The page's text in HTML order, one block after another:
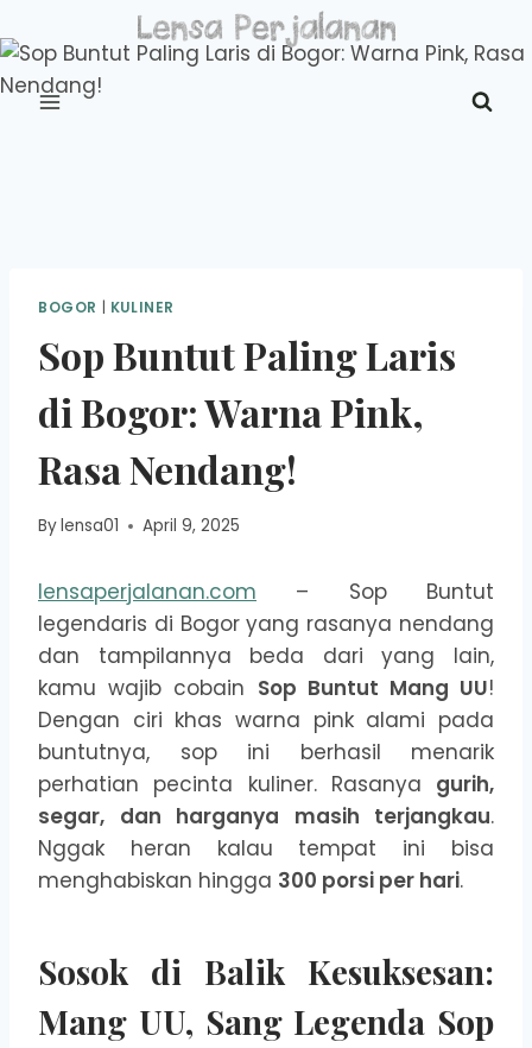
to
content
BOGOR | KULINER
Sop Buntut Paling Laris
di Bogor: Warna Pink,
Rasa Nendang!
Bylensa01 April 9, 2025
lensaperjalanan.com – Sop Buntut
legendaris di Bogor yang rasanya nendang
dan tampilannya beda dari yang lain,
kamu wajib cobain Sop Buntut Mang UU!
Dengan ciri khas warna pink alami pada
buntutnya, sop ini berhasil menarik
perhatian pecinta kuliner. Rasanya gurih,
segar, dan harganya masih terjangkau.
Nggak heran kalau tempat ini bisa
menghabiskan hingga 300 porsi per hari.
Sosok di Balik Kesuksesan:
Mang UU, Sang Legenda Sop